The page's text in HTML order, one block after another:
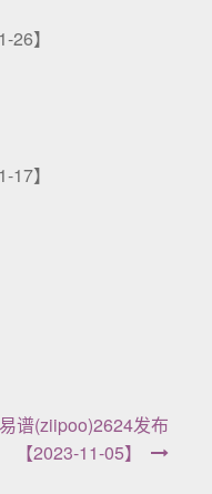
】
】
易谱(ziipoo)2624发布
【2023-11-05】